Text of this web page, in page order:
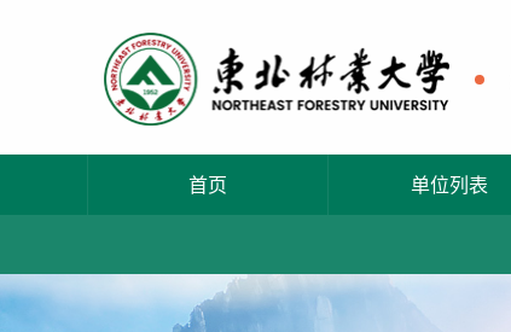
首页 单位列表